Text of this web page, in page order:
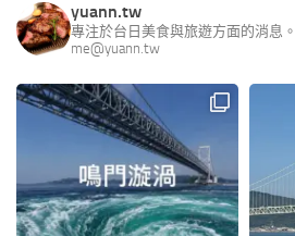
yuann.tw
專注於台日美食與旅遊方面的消息
me@yuann.tw